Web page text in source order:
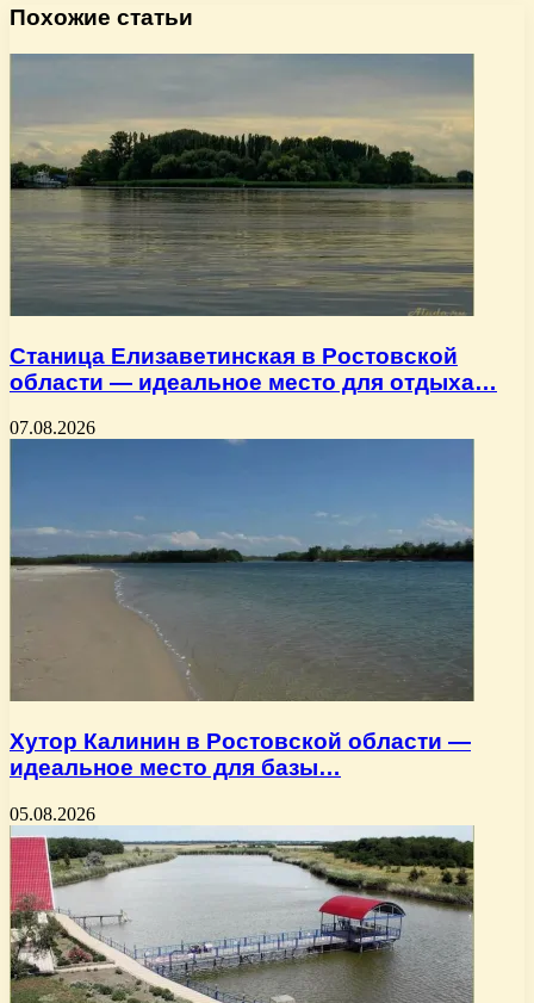
Похожие статьи
Станица Елизаветинская в Ростовской
области — идеальное место для отдыха…
07.08.2026
Хутор Калинин в Ростовской области —
идеальное место для базы…
05.08.2026